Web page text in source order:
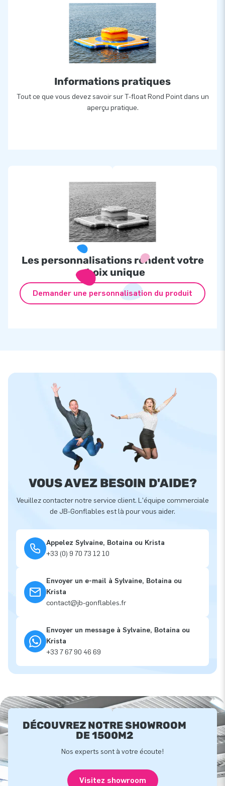
Informations pratiques
Tout ce que vous devez savoir sur T-float Rond Point dans un
aperçu pratique.
Les personnalisations rendent votre
choix unique
Demander une personnalisation du produit
VOUS AVEZ BESOIN D'AIDE?
Veuillez contacter notre service client. L'équipe commerciale
de JB-Gonflables est là pour vous aider.
Appelez Sylvaine, Botaina ou Krista
+33 (0) 9 70 73 12 10
Envoyer un e-mail à Sylvaine, Botaina ou
Krista
contact@jb-gonflables.fr
Envoyer un message à Sylvaine, Botaina ou
Krista
+33 7 67 90 46 69
DÉCOUVREZ NOTRE SHOWROOM
DE 1500M2
Nos experts sont à votre écoute!
Visitez showroom